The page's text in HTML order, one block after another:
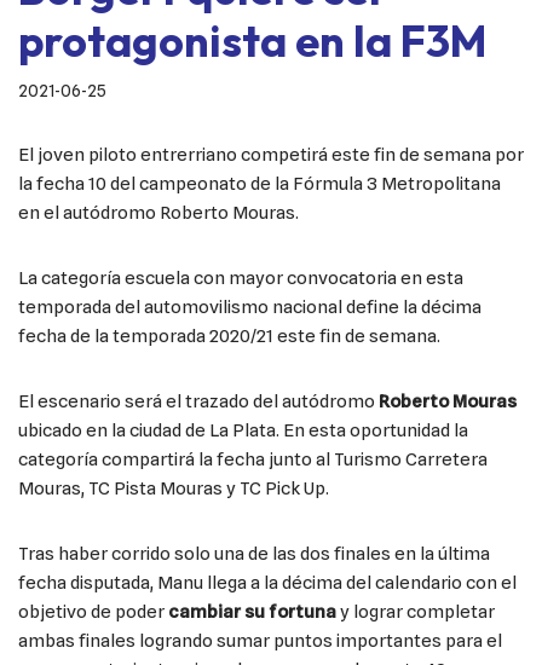
protagonista en la F3M
2021-06-25
El joven piloto entrerriano competirá este fin de semana por
la fecha 10 del campeonato de la Fórmula 3 Metropolitana
en el autódromo Roberto Mouras.
La categoría escuela con mayor convocatoria en esta
temporada del automovilismo nacional define la décima
fecha de la temporada 2020/21 este fin de semana.
El escenario será el trazado del autódromo Roberto Mouras
ubicado en la ciudad de La Plata. En esta oportunidad la
categoría compartirá la fecha junto al Turismo Carretera
Mouras, TC Pista Mouras y TC Pick Up.
Tras haber corrido solo una de las dos finales en la última
fecha disputada, Manu llega a la décima del calendario con el
objetivo de poder cambiar su fortunay lograr completar
ambas finales logrando sumar puntos importantes para el